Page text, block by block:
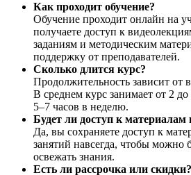
Как проходит обучение?
Обучение проходит онлайн на
получаете доступ к
заданиям и методическим
поддержку от преподавателей.
Сколько длится курс?
Продолжительность зависит
В среднем курс занимает от 2
5–7 часов в неделю.
Будет ли доступ к материалам
Да, вы сохраняете доступ к
занятий навсегда, чтобы можно
освежать знания.
Есть ли рассрочка или скидки?